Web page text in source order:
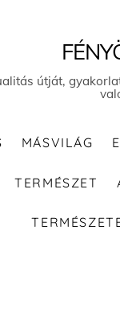
útját,
MÁSVILÁG
TERMÉSZET